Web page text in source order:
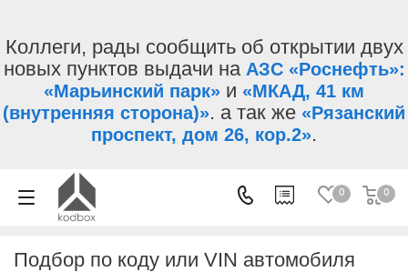
Коллеги, рады сообщить об открытии двух
новых пунктов выдачи на АЗС «Роснефть»:
«Марьинский парк» и «МКАД, 41 км
(внутренняя сторона)». а так же «Рязанский
проспект, дом 26, кор.2».
0 0
Подбор по коду или VIN автомобиля